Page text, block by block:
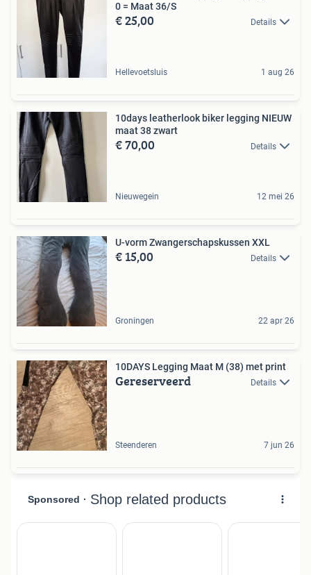
0 = Maat 36/S
€ 25,00 Details
Hellevoetsluis 1 aug 26
10days leatherlook biker legging NIEUW
maat 38 zwart
€ 70,00 Details
Nieuwegein 12 mei 26
U-vorm Zwangerschapskussen XXL
€ 15,00 Details
Groningen 22 apr 26
10DAYS Legging Maat M (38) met print
Gereserveerd Details
Steenderen 7 jun 26